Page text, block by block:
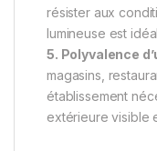
résister aux
lumineuse est
5. Polyvalence
magasins,
établissement
extérieure visible